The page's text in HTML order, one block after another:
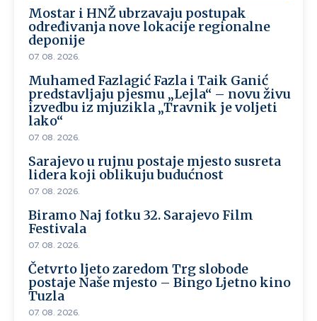
Mostar i HNŽ ubrzavaju postupak
određivanja nove lokacije regionalne
deponije
07. 08. 2026.
Muhamed Fazlagić Fazla i Taik Ganić
predstavljaju pjesmu „Lejla“ – novu živu
izvedbu iz mjuzikla „Travnik je voljeti
lako“
07. 08. 2026.
Sarajevo u rujnu postaje mjesto susreta
lidera koji oblikuju budućnost
07. 08. 2026.
Biramo Naj fotku 32. Sarajevo Film
Festivala
07. 08. 2026.
Četvrto ljeto zaredom Trg slobode
postaje Naše mjesto – Bingo Ljetno kino
Tuzla
07. 08. 2026.